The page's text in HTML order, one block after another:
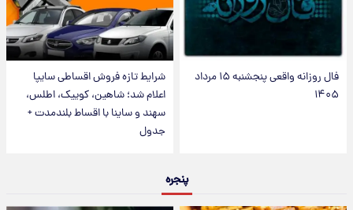
فال روزانه واقعی پنجشنبه ۱۵ مرداد
۱۴۰۵
شرایط تازه فروش اقساطی سایپا
اعلام شد؛ شاهین، کوییک، اطلس،
سهند و ساینا با اقساط بلندمدت +
جدول
پنجره